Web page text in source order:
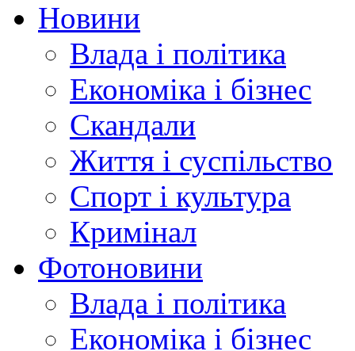
Новини
Влада і політика
Економіка і бізнес
Скандали
Життя і суспільство
Спорт і культура
Кримінал
Фотоновини
Влада і політика
Економіка і бізнес